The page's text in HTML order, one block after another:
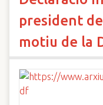
president
motiu de la